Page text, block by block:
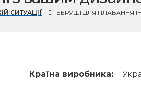
СИТУАЦІЇ БЕРУШІ ДЛЯ ПЛАВАННЯ
Країна виробника: